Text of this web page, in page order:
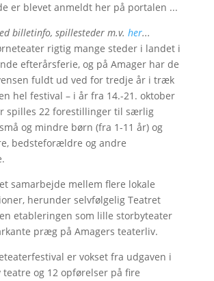
er blevet anmeldt her på portalen ...
billetinfo, spillesteder m.v. her...
rigtig mange steder i landet i
efterårsferie, og på Amager har de
fuldt ud ved for tredje år i træk
hel festival – i år fra 14.-21. oktober
spilles 22 forestillinger til særlig
og mindre børn (fra 1-11 år) og
bedsteforældre og andre
samarbejde mellem flere lokale
herunder selvfølgelig Teatret
etableringen som lille storbyteater
præg på Amagers teaterliv.
er vokset fra udgaven i
teatre og 12 opførelser på fire